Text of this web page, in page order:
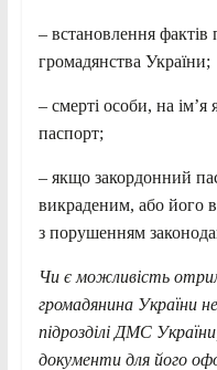
– встановлення
громадянства України;
– смерті особи, на
паспорт;
– якщо закордонний
викраденим, або його
з порушенням
Чи є можливість
громадянина України
підрозділі ДМС
документи для його